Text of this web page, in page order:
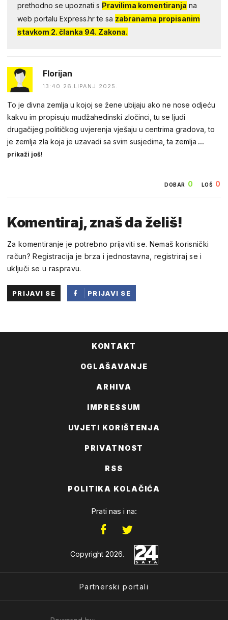
prethodno se upoznati s Pravilima komentiranja na
web portalu Express.hr te sa zabranama propisanim
stavkom 2. članka 94. Zakona.
Florijan
13:40 26.LIPANJ 2025.
To je divna zemlja u kojoj se žene ubijaju ako ne nose odjeću
kakvu im propisuju mudžahedinski zločinci, tu se ljudi
drugačijeg političkog uvjerenja vješaju u centrima gradova, to
je zemlja zla koja je uzavadi sa svim susjedima, ta zemlja ...
prikaži još!
DOBAR 0 LOŠ 0
Komentiraj, znaš da želiš!
Za komentiranje je potrebno prijaviti se. Nemaš korisnički
račun? Registracija je brza i jednostavna, registriraj se i
uključi se u raspravu.
PRIJAVI SE
PRIJAVI SE
KONTAKT
OGLAŠAVANJE
ARHIVA
IMPRESSUM
UVJETI KORIŠTENJA
PRIVATNOST
RSS
POLITIKA KOLAČIĆA
Prati nas i na:
Copyright 2026.
Partnerski portali